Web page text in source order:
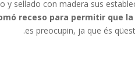
y sellado con madera sus
receso para permitir que
es preocupin, ja que és